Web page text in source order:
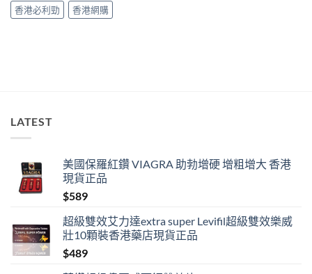
其
實
掂〉
香港必利勁
香港網購
LATEST
美國保羅紅鑽 VIAGRA 助勃增硬 增粗增大 香港
現貨正品
$589
超級雙效艾力達extra super Levifil超級雙效樂威
壯10顆裝香港藥店現貨正品
$489